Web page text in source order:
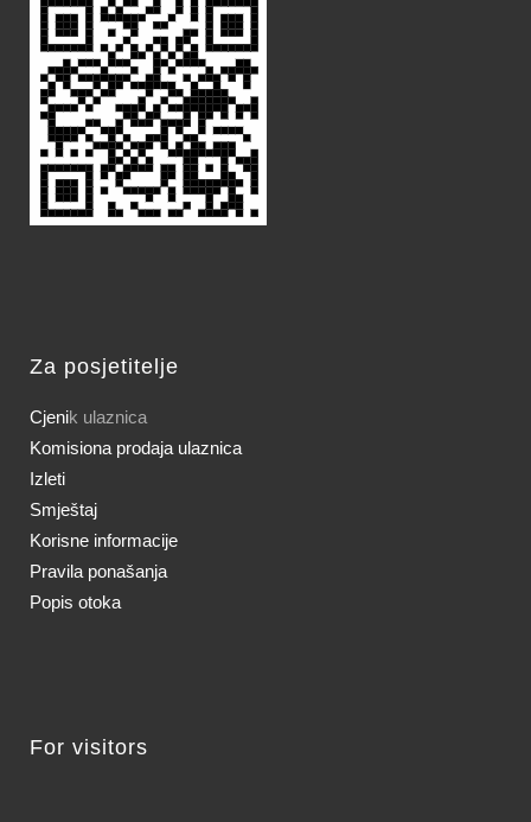
Za posjetitelje
Cjenik ulaznica
Komisiona prodaja ulaznica
Izleti
Smještaj
Korisne informacije
Pravila ponašanja
Popis otoka
For visitors